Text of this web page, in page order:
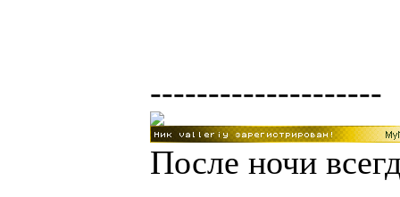
--------------------
После ночи